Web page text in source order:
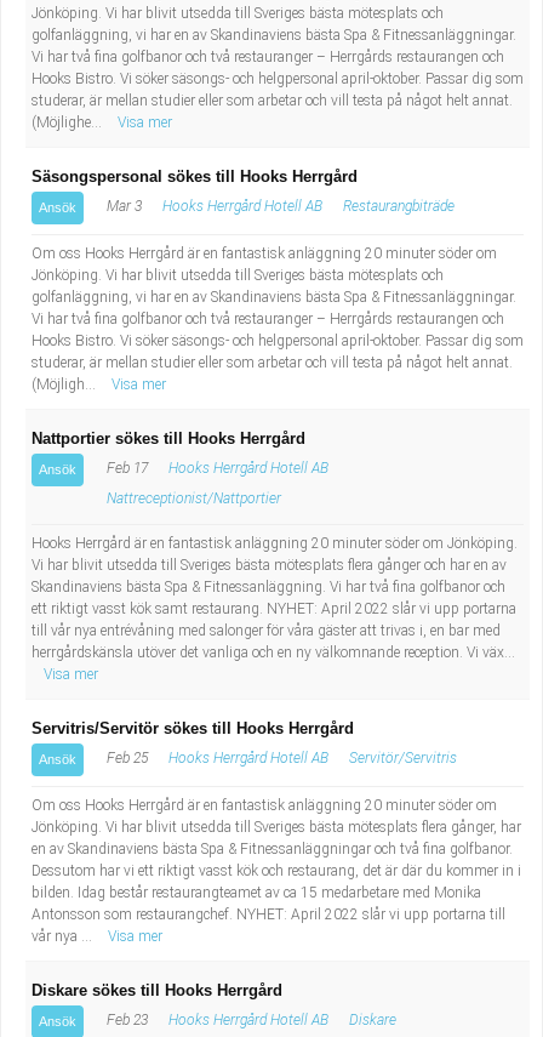
Jönköping. Vi har blivit utsedda till Sveriges bästa mötesplats och
golfanläggning, vi har en av Skandinaviens bästa Spa & Fitnessanläggningar.
Vi har två fina golfbanor och två restauranger – Herrgårds restaurangen och
Hooks Bistro. Vi söker säsongs- och helgpersonal april-oktober. Passar dig som
studerar, är mellan studier eller som arbetar och vill testa på något helt annat.
(Möjlighe...
Visa mer
Säsongspersonal sökes till Hooks Herrgård
Ansök Mar 3 Hooks Herrgård Hotell AB Restaurangbiträde
Om oss Hooks Herrgård är en fantastisk anläggning 20 minuter söder om
Jönköping. Vi har blivit utsedda till Sveriges bästa mötesplats och
golfanläggning, vi har en av Skandinaviens bästa Spa & Fitnessanläggningar.
Vi har två fina golfbanor och två restauranger – Herrgårds restaurangen och
Hooks Bistro. Vi söker säsongs- och helgpersonal april-oktober. Passar dig som
studerar, är mellan studier eller som arbetar och vill testa på något helt annat.
(Möjligh...
Visa mer
Nattportier sökes till Hooks Herrgård
Ansök Feb 17
Hooks Herrgård Hotell AB
Nattreceptionist/Nattportier
Hooks Herrgård är en fantastisk anläggning 20 minuter söder om Jönköping.
Vi har blivit utsedda till Sveriges bästa mötesplats flera gånger och har en av
Skandinaviens bästa Spa & Fitnessanläggning. Vi har två fina golfbanor och
ett riktigt vasst kök samt restaurang. NYHET: April 2022 slår vi upp portarna
till vår nya entrévåning med salonger för våra gäster att trivas i, en bar med
herrgårdskänsla utöver det vanliga och en ny välkomnande reception. Vi väx...
Visa mer
Servitris/Servitör sökes till Hooks Herrgård
Ansök Feb 25 Hooks Herrgård Hotell AB Servitör/Servitris
Om oss Hooks Herrgård är en fantastisk anläggning 20 minuter söder om
Jönköping. Vi har blivit utsedda till Sveriges bästa mötesplats flera gånger, har
en av Skandinaviens bästa Spa & Fitnessanläggningar och två fina golfbanor.
Dessutom har vi ett riktigt vasst kök och restaurang, det är där du kommer in i
bilden. Idag består restaurangteamet av ca 15 medarbetare med Monika
Antonsson som restaurangchef. NYHET: April 2022 slår vi upp portarna till
vår nya ...
Visa mer
Diskare sökes till Hooks Herrgård
Ansök Feb 23 Hooks Herrgård Hotell AB Diskare